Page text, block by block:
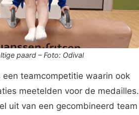
paard – Foto: Odival
teamcompetitie waarin ook
meetelden voor de medailles.
uit van een gecombineerd team